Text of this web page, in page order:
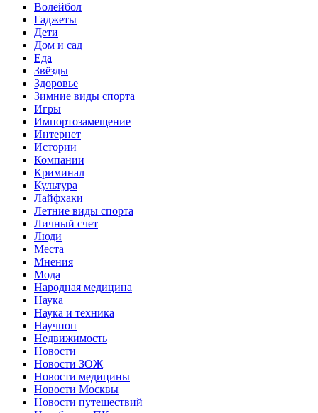
Волейбол
Гаджеты
Дети
Дом и сад
Еда
Звёзды
Здоровье
Зимние виды спорта
Игры
Импортозамещение
Интернет
Истории
Компании
Криминал
Культура
Лайфхаки
Летние виды спорта
Личный счет
Люди
Места
Мнения
Мода
Народная медицина
Наука
Наука и техника
Научпоп
Недвижимость
Новости
Новости ЗОЖ
Новости медицины
Новости Москвы
Новости путешествий